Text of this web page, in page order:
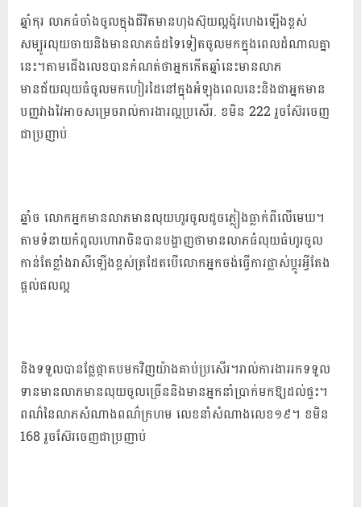
ឆ្នាំកុរ លាភធំចាំងចូលក្នុងជីវិតមានហុងស៊ុយល្អង៉ូវហេងឡើងខ្ពស់
សម្បូរលុយចាយនិងមានលាភធំដទៃទៀតចូលមកក្នុងពេលដំណាលគ្នា
នេះ។តាមជើងលេខបានកំណត់ថាអ្នកកើតឆ្នាំនេះមានលាភ
មានជ័យលុយធំចូលមកហៀរដៃនៅក្នុងអំឡុងពេលនេះនិងជាអ្នកមាន
បញ្ញវាងវៃអាចសម្រេចរាល់ការងារល្អប្រសើរ. ខមិន 222 រួចស៊ែរចេញ
ជាប្រញាប់
ឆ្នាំច លោកអ្នកមានលាភមានលុយហូរចូលដូចភ្លៀងធ្លាក់ពីលើមេឃ។
តាមទំនាយកំពូលហោរាចិនបានបង្ហាញថាមានលាភធំលុយធំហូរចូល
កាន់តែខ្លាំងរាសីឡើងខ្ពស់ត្រដែតបើលោកអ្នកចង់ធ្វើការផ្លាស់ប្តូរអ្វីតែង
ផ្តល់ផលល្អ
និងទទួលបានផ្លែផ្កាតបមកវិញយ៉ាងគាប់ប្រសើរ។រាល់ការងាររកទទួល
ទានមានលាភមានលុយចូលច្រើននិងមានអ្នកនាំប្រាក់មកឱ្យដល់ផ្ទះ។
ពណ៌នៃលាភសំណាងពណ៌ក្រហម លេខនាំសំណាងលេខ១៩។ ខមិន
168 រួចស៊ែរចេញជាប្រញាប់